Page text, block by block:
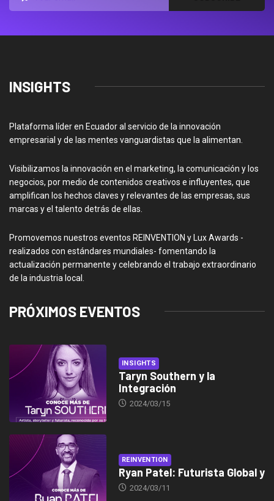
INSIGHTS
Plataforma líder en Ecuador al servicio de la innovación
empresarial y de las mentes vanguardistas que la alimentan.
Visibilizamos la innovación en el marketing, la comunicación y los
negocios, por medio de contenidos creativos e influyentes, que
amplifican los hechos claves y relevantes de las empresas, sus
marcas y el talento detrás de ellas.
Promovemos nuestros eventos REINVENTION y Lux Awards -
realizados con estándares mundiales- fomentando la
actualización permanente y celebrando el trabajo extraordinario
de la industria local.
PRÓXIMOS EVENTOS
INSIGHTS
Taryn Southern y la
Integración
2024/03/15
REINVENTION
Ryan Patel: Futurista Global y
2024/03/11